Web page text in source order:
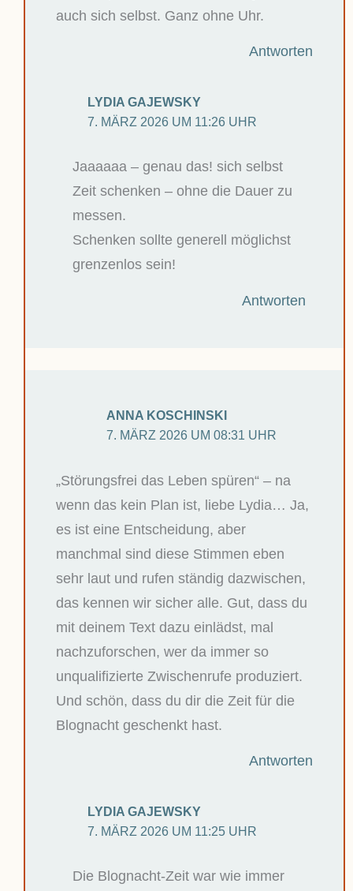
auch sich selbst. Ganz ohne Uhr.
Antworten
LYDIA GAJEWSKY
7. MÄRZ 2026 UM 11:26 UHR
Jaaaaaa – genau das! sich selbst
Zeit schenken – ohne die Dauer zu
messen.
Schenken sollte generell möglichst
grenzenlos sein!
Antworten
ANNA KOSCHINSKI
7. MÄRZ 2026 UM 08:31 UHR
„Störungsfrei das Leben spüren“ – na
wenn das kein Plan ist, liebe Lydia… Ja,
es ist eine Entscheidung, aber
manchmal sind diese Stimmen eben
sehr laut und rufen ständig dazwischen,
das kennen wir sicher alle. Gut, dass du
mit deinem Text dazu einlädst, mal
nachzuforschen, wer da immer so
unqualifizierte Zwischenrufe produziert.
Und schön, dass du dir die Zeit für die
Blognacht geschenkt hast.
Antworten
LYDIA GAJEWSKY
7. MÄRZ 2026 UM 11:25 UHR
Die Blognacht-Zeit war wie immer